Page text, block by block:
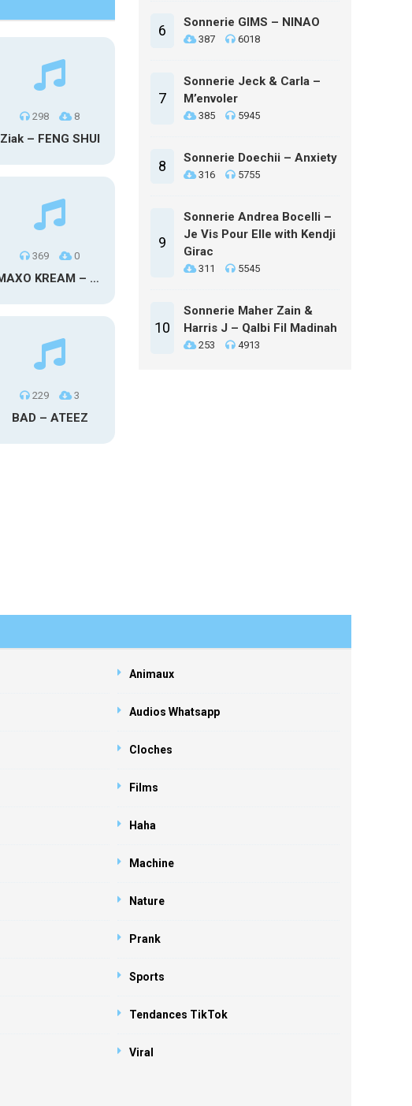
298 8
Ziak – FENG SHUI
369 0
MAXO KREAM – 6 MONTHS CLEAN
229 3
BAD – ATEEZ
6 Sonnerie GIMS – NINAO
387 6018
7
Sonnerie Jeck & Carla –
M’envoler
385 5945
8 Sonnerie Doechii – Anxiety
316 5755
9
Sonnerie Andrea Bocelli –
Je Vis Pour Elle with Kendji
Girac
311 5545
10
Sonnerie Maher Zain &
Harris J – Qalbi Fil Madinah
253 4913
Animaux
Audios Whatsapp
Cloches
Films
Haha
Machine
Nature
Prank
Sports
Tendances TikTok
Viral